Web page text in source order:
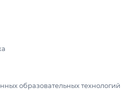
образовательных технологий